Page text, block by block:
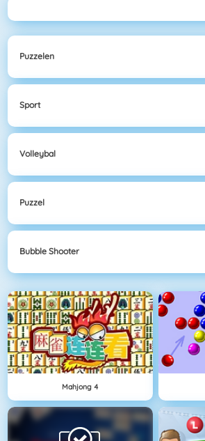
Puzzelen
Sport
Volleybal
Puzzel
Bubble Shooter
Mahjong 4